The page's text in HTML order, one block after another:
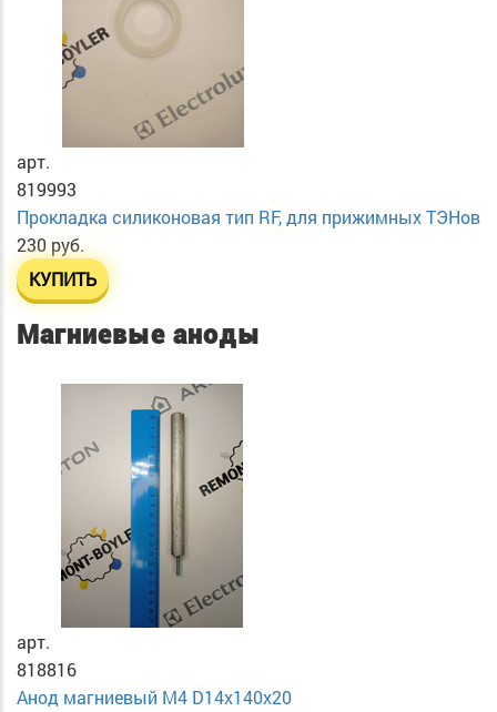
арт.
819993
Прокладка силиконовая тип RF, для прижимных ТЭНов
230 руб.
КУПИТЬ
Магниевые аноды
арт.
818816
Анод магниевый М4 D14х140х20